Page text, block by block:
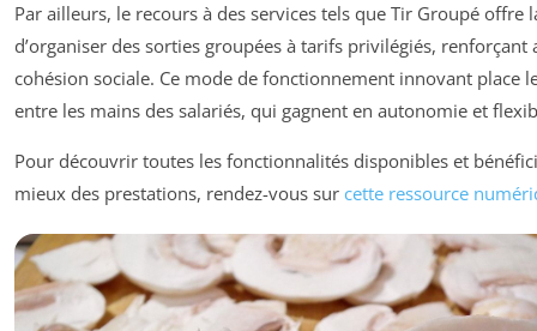
Par ailleurs, le recours à des services tels que Tir Groupé offre
d’organiser des sorties groupées à tarifs privilégiés, renforçant
cohésion sociale. Ce mode de fonctionnement innovant place
entre les mains des salariés, qui gagnent en autonomie et
Pour découvrir toutes les fonctionnalités disponibles et
mieux des prestations, rendez-vous sur cette ressource